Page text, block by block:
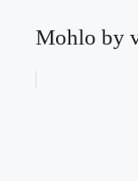
Mohlo by